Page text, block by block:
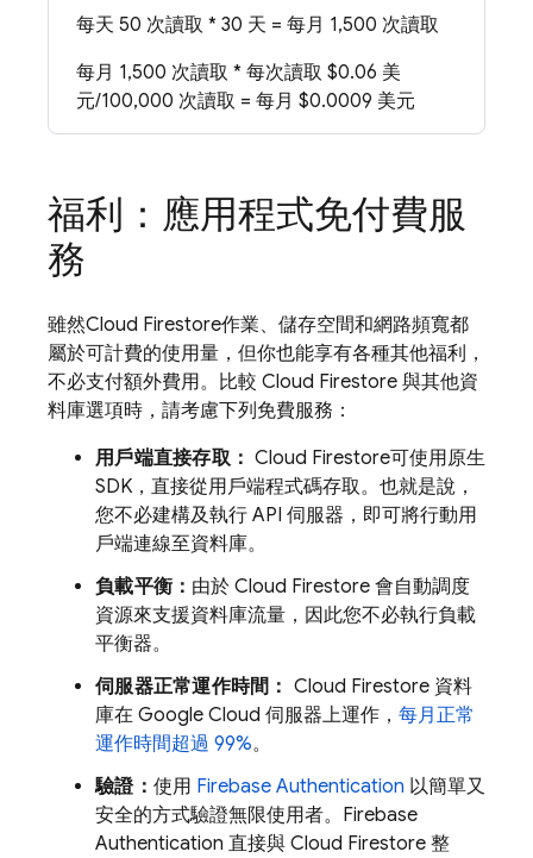
每天 50 次讀取 * 30 天 = 每月 1,500 次讀取
每月 1,500 次讀取 * 每次讀取 $0.06 美
元/100,000 次讀取 = 每月 $0.0009 美元
福利：應用程式免付費服
務
雖然Cloud Firestore作業、儲存空間和網路頻寬都
屬於可計費的使用量，但你也能享有各種其他福利，
不必支付額外費用。比較 Cloud Firestore 與其他資
料庫選項時，請考慮下列免費服務：
用戶端直接存取： Cloud Firestore可使用原生
SDK，直接從用戶端程式碼存取。也就是說，
您不必建構及執行 API 伺服器，即可將行動用
戶端連線至資料庫。
負載平衡： 由於Cloud Firestore 會自動調度
資源來支援資料庫流量，因此您不必執行負載
平衡器。
伺服器正常運作時間： Cloud Firestore資料
庫在 Google Cloud 伺服器上運作， 每月正常
運作時間超過 99%。
驗證： 使用 Firebase Authentication 以簡單又
安全的方式驗證無限使用者。 Firebase
Authentication 直接與 Cloud Firestore 整